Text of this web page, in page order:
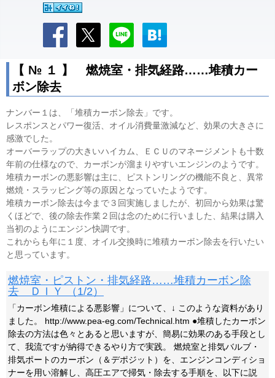
【 № １ 】 燃焼室・排気経路……堆積カー
ボン除去
ナンバー１は、「堆積カーボン除去」です。
レスポンスとパワー復活、オイル消費量激減など、効果の大きさに
感激でした。
オーバーラップの大きいハイカム、ＥＣＵのマネージメントも十数
年前の仕様なので、カーボンが溜まりやすいエンジンのようです。
堆積カーボンの悪影響は主に、ピストンリングの機能不良と、異常
燃焼・スラッピング等の原因となっていたようです。
堆積カーボン除去は今まで３回実施しましたが、初回から効果は驚
くほどで、後の除去作業２回は念のために行いました、結果は購入
当初のようにエンジン快調です。
これからも年に１度、オイル交換時に堆積カーボン除去を行いたい
と思っています。
燃焼室・ピストン・排気経路……堆積カーボン除
去 ＤＩＹ （1/2）
「カーボン堆積による悪影響」について、↓ このような資料があり
ました。 http://www.pea-eg.com/Technical.htm ●堆積したカーボン
除去の方法は色々とあると思いますが、簡易に効果のある手段とし
て、我流ですが納得できるやり方で実践。 燃焼室と排気バルブ・
排気ポートのカーボン（＆デポジット）を、エンジンコンディショ
ナーを用い溶解し、高圧エアで掃気・除去する手順を、以下に説